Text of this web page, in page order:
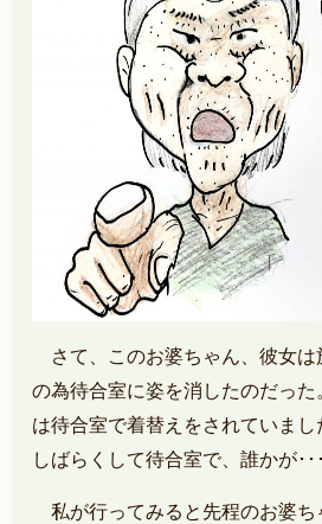
さて、このお婆ちゃん、彼女は
の為待合室に姿を消したのだっ
は待合室で着替えをされていまし
しばらくして待合室で、誰かが･･
私が行ってみると先程のお婆ち